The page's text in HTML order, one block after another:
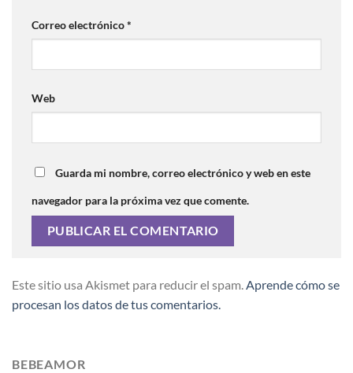
Correo electrónico*
Web
Guarda mi nombre, correo electrónico y web en este
navegador para la próxima vez que comente.
Este sitio usa Akismet para reducir el spam.Aprende cómo se
procesan los datos de tus comentarios.
BEBEAMOR